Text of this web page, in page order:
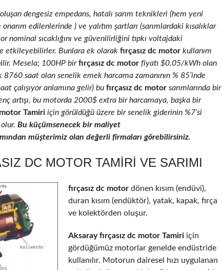
dengesiz empedans, hatalı sarım teknikleri (hem yeni
edilenlerinde ) ve yalıtım şartları (sarımlardaki kısalıklar
nominal sıcaklığını ve güvenilirliğini tıpkı voltajdaki
etkileyebilirler. Bunlara ek olarak fırçasız dc motor kullanım
Mesela; 100HP birfırçasız dc motor fiyatı $0.05/kWh olan
saat olan senelik emek harcama zamanının % 85’inde
çalışıyor anlamına gelir) bu fırçasız dc motor sarımlarında bir
artışı, bu motorda 2000$ extra bir harcamaya, başka bir
Tamiri için görüldüğü üzere bir senelik giderinin %7’si
Bu küçümsenecek bir maliyet
müşterimiz olan değerli firmaları görebilirsiniz.
DC MOTOR TAMIRI VE SARIMI
fırçasız dc motor dönen kısım (endüvi),
duran kısım (endüktör), yatak, kapak, fırça
ve kolektörden oluşur.
Aksaray fırçasız dc motor Tamiri için
gördüğümüz motorlar genelde endüstride
kullanılır. Motorun dairesel hızı uygulanan